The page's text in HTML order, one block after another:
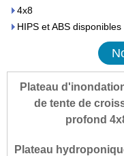
4x8
HIPS et ABS disponibles
Plateau
de tente de
profond
Plateau